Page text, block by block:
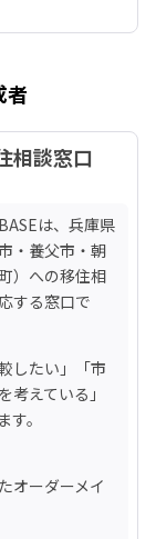
者
相談窓口
は、兵庫県
・養父市・朝
）への移住相
する窓口で
したい」「市
考えている」
。
オーダーメイ